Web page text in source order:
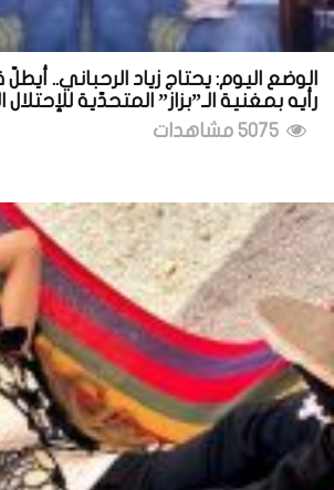
الوضع اليوم: يحتاج زياد الرحباني.. أيطلّ
رأيه بمغنية الـ”بزاز” المتحدّية للإحتلال